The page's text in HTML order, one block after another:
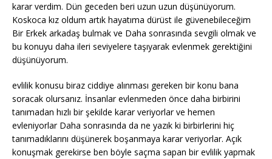
karar verdim. Dün geceden beri uzun uzun düşünüyorum.
Koskoca kız oldum artık hayatıma dürüst ile güvenebileceğim
Bir Erkek arkadaş bulmak ve Daha sonrasında sevgili olmak ve
bu konuyu daha ileri seviyelere taşıyarak evlenmek gerektiğini
düşünüyorum.
evlilik konusu biraz ciddiye alınması gereken bir konu bana
soracak olursanız. İnsanlar evlenmeden önce daha birbirini
tanımadan hızlı bir şekilde karar veriyorlar ve hemen
evleniyorlar Daha sonrasında da ne yazık ki birbirlerini hiç
tanımadıklarını düşünerek boşanmaya karar veriyorlar. Açık
konuşmak gerekirse ben böyle saçma sapan bir evlilik yapmak